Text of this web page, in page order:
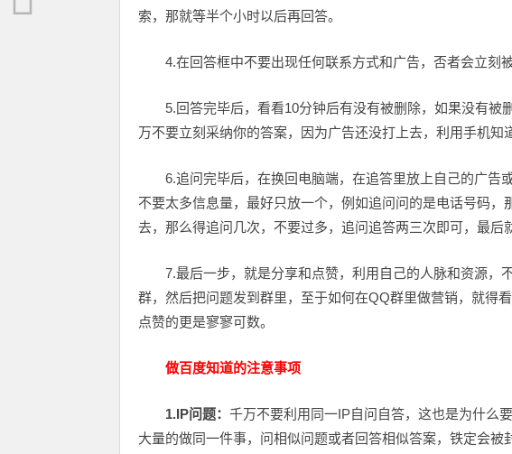
索，那就等半个小时以后再回答。
4.在回答框中不要出现任何联系方式和广告，否者会立刻
5.回答完毕后，看看10分钟后有没有被删除，如果没有被
万不要立刻采纳你的答案，因为广告还没打上去，利用手机知
6.追问完毕后，在换回电脑端，在追答里放上自己的广告
不要太多信息量，最好只放一个，例如追问问的是电话号码
去，那么得追问几次，不要过多，追问追答两三次即可，最后
7.最后一步，就是分享和点赞，利用自己的人脉和资源，
群，然后把问题发到群里，至于如何在QQ群里做营销，就得
点赞的更是寥寥可数。
做百度知道的注意事项
1.IP问题： 千万不要利用同一IP自问自答，这也是为什么
大量的做同一件事，问相似问题或者回答相似答案，铁定会被